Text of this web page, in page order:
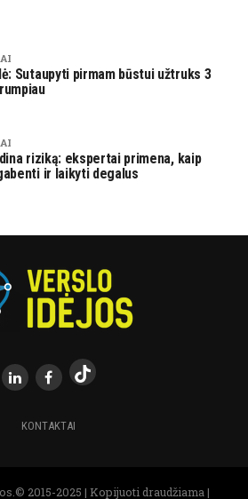
Sutaupyti pirmam būstui užtruks 3
riziką: ekspertai primena, kaip
ir laikyti degalus
KONTAKTAI
2015-2025 | Kopijuoti draudžiama |